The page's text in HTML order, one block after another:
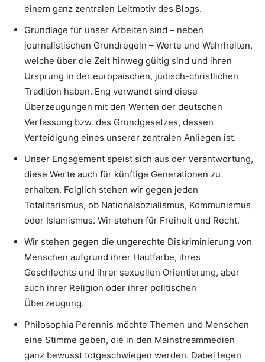
einem ganz zentralen Leitmotiv des Blogs.
Grundlage für unser Arbeiten sind – neben
journalistischen Grundregeln – Werte und Wahrheiten,
welche über die Zeit hinweg gültig sind und ihren
Ursprung in der europäischen, jüdisch-christlichen
Tradition haben. Eng verwandt sind diese
Überzeugungen mit den Werten der deutschen
Verfassung bzw. des Grundgesetzes, dessen
Verteidigung eines unserer zentralen Anliegen ist.
Unser Engagement speist sich aus der Verantwortung,
diese Werte auch für künftige Generationen zu
erhalten. Folglich stehen wir gegen jeden
Totalitarismus, ob Nationalsozialismus, Kommunismus
oder Islamismus. Wir stehen für Freiheit und Recht.
Wir stehen gegen die ungerechte Diskriminierung von
Menschen aufgrund ihrer Hautfarbe, ihres
Geschlechts und ihrer sexuellen Orientierung, aber
auch ihrer Religion oder ihrer politischen
Überzeugung.
Philosophia Perennis möchte Themen und Menschen
eine Stimme geben, die in den Mainstreammedien
ganz bewusst totgeschwiegen werden. Dabei legen